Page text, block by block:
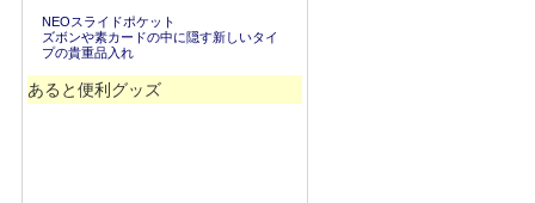
NEOスライドポケット
ズボンや素カードの中に隠す新しいタイ
プの貴重品入れ
あると便利グッズ